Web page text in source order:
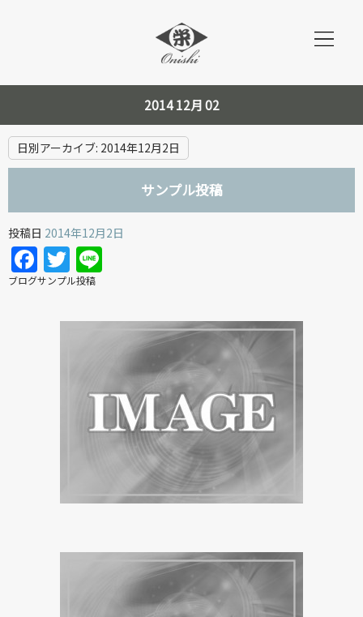
2014 12月 02
日別アーカイブ: 2014年12月2日
サンプル投稿
投稿日 2014年12月2日
Facebook
Twitter
ブログサンプル投稿